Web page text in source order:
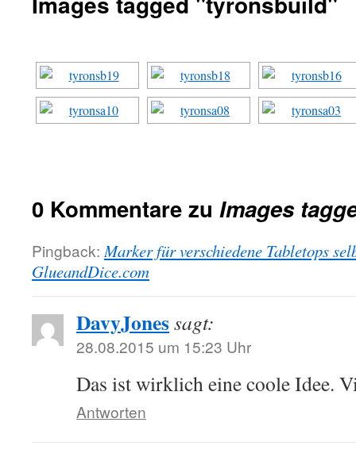
0 Kommentare zu Images
Pingback: Marker für verschiedene Tabletops
GlueandDice.com
DavyJonessagt:
28.08.2015 um 15:23 Uhr
Das ist wirklich eine coole Idee.
Antworten